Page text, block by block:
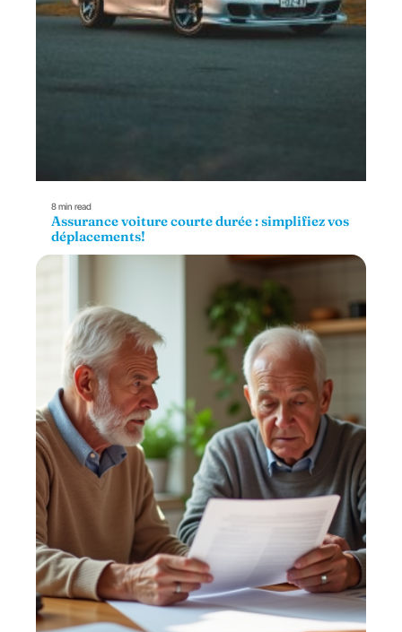
8 min read
Assurance voiture courte durée : simplifiez vos
déplacements!